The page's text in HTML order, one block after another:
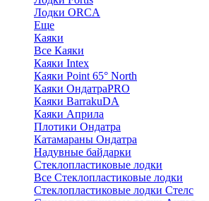
Лодки ORCA
Еще
Каяки
Все Каяки
Каяки Intex
Каяки Point 65° North
Каяки ОндатраPRO
Каяки BarrakuDA
Каяки Априла
Плотики Ондатра
Катамараны Ондатра
Надувные байдарки
Стеклопластиковые лодки
Все Стеклопластиковые лодки
Стеклопластиковые лодки Стелс